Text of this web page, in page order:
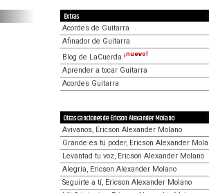
Extras
Acordes de Guitarra
Afinador de Guitarra
Blog de LaCuerda ¡nuevo!
Aprender a tocar Guitarra
Acordes Guitarra
Otras canciones de Ericson Alexander Molano
Avivanos, Ericson Alexander Molano
Grande es tú poder, Ericson Alexander
Levantad tu voz, Ericson Alexander Molano
Alegría, Ericson Alexander Molano
Seguirte a tí, Ericson Alexander Molano